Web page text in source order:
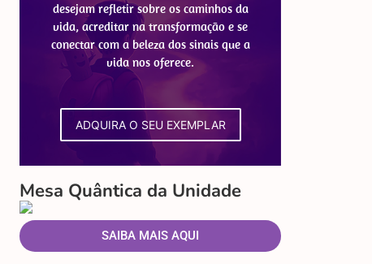
desejam refletir sobre os caminhos da
vida, acreditar na transformação e se
conectar com a beleza dos sinais que a
vida nos oferece.
ADQUIRA O SEU EXEMPLAR
Mesa Quântica da Unidade
SAIBA MAIS AQUI